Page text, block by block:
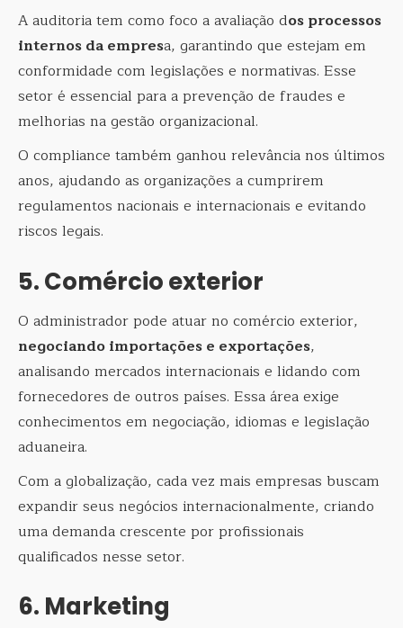
A auditoria tem como foco a avaliação dos processos
internos da empresa, garantindo que estejam em
conformidade com legislações e normativas. Esse
setor é essencial para a prevenção de fraudes e
melhorias na gestão organizacional.
O compliance também ganhou relevância nos últimos
anos, ajudando as organizações a cumprirem
regulamentos nacionais e internacionais e evitando
riscos legais.
5. Comércio exterior
O administrador pode atuar no comércio exterior,
negociando importações e exportações,
analisando mercados internacionais e lidando com
fornecedores de outros países. Essa área exige
conhecimentos em negociação, idiomas e legislação
aduaneira.
Com a globalização, cada vez mais empresas buscam
expandir seus negócios internacionalmente, criando
uma demanda crescente por profissionais
qualificados nesse setor.
6. Marketing